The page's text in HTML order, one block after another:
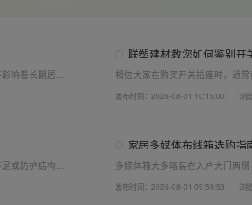
响着长期居住
联塑建材教您如何鉴别开
相信大家在购买开关插座时，通
了插座距离的大小，插孔间距越宽
发布时间：2026-08-01 10:15:00 浏
或防护结构设
故障问题。
家居多媒体布线箱选购
多媒体箱大多暗装在入户大门两
选择综合实力过硬的家用开关电
发布时间：2026-08-01 09:59:53 浏